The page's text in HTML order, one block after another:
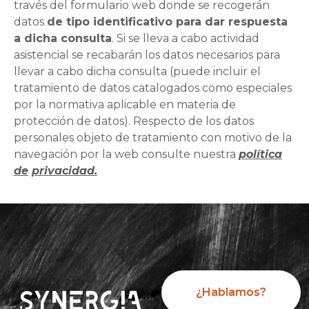
través del formulario web donde se recogerán
datos de tipo identificativo para dar respuesta
a dicha consulta. Si se lleva a cabo actividad
asistencial se recabarán los datos necesarios para
llevar a cabo dicha consulta (puede incluir el
tratamiento de datos catalogados como especiales
por la normativa aplicable en materia de
protección de datos). Respecto de los datos
personales objeto de tratamiento con motivo de la
navegación por la web consulte nuestra política
de privacidad.
¿Hablamos?